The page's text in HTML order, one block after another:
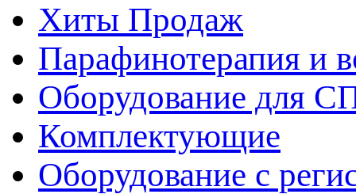
Хиты Продаж
Парафинотерапия и
Оборудование для
Комплектующие
Оборудование с